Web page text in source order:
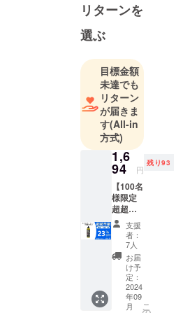
リターンを
選ぶ
目標金額
未達でも
リターン
が届きま
す(All-in
方式)
1,6
94 円
残り93
【100名
様限定
超超早
割
23％OF
F】 一
般販売
予定価
格：
2,200円
セット
内容 ・
支援
者：
7人
お届
け予
定：
2024
年09
月
こ